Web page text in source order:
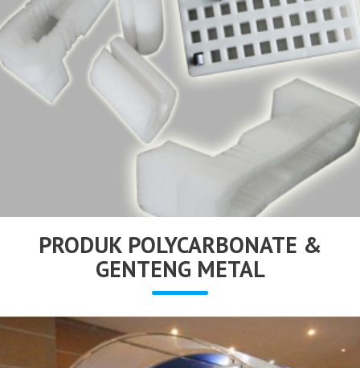
PRODUK POLYCARBONATE &
GENTENG METAL